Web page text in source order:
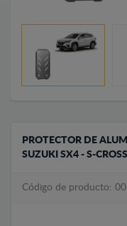
PROTECTOR DE
SUZUKI SX4 - S-CROSS
Código de producto: